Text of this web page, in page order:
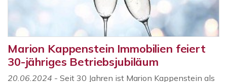
Marion Kappenstein Immobilien feiert
30-jähriges Betriebsjubiläum
20.06.2024 - Seit 30 Jahren ist Marion Kappenstein als